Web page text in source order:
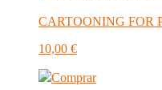
CARTOONING FOR
10,00 €
Comprar